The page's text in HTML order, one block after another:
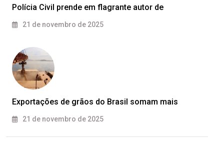
Polícia Civil prende em flagrante autor de
21 de novembro de 2025
Exportações de grãos do Brasil somam mais
21 de novembro de 2025